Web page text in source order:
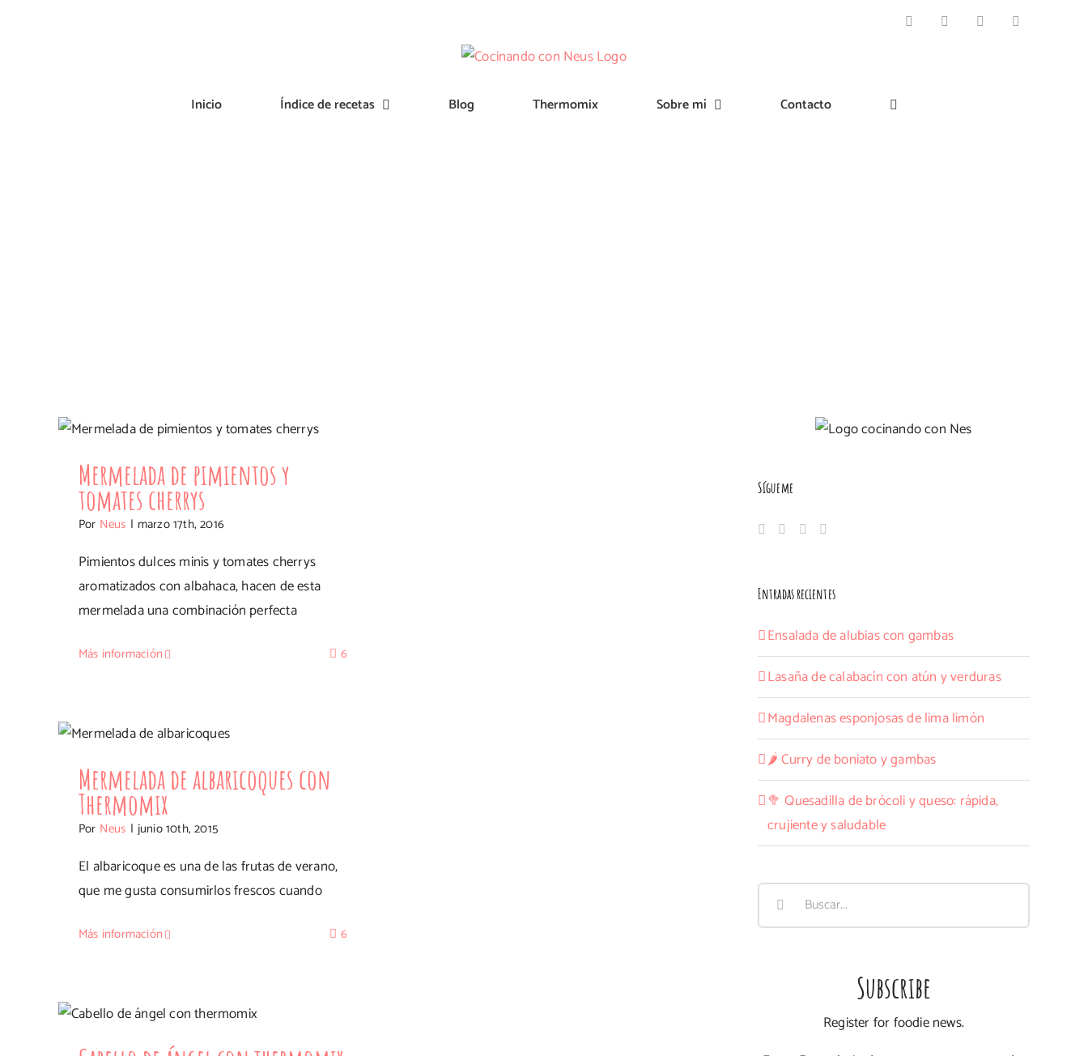
FacebookInstagramPinterest
Inicio Índice de recetas Blog Thermomix Sobre mí Contacto
Mermelada de pimientos y
tomates cherrys
Por Neus | marzo 17th, 2016
Pimientos dulces minis y tomates cherrys
aromatizados con albahaca, hacen de esta
mermelada una combinación perfecta
Más información 6
Mermelada de albaricoques con
Thermomix
Por Neus | junio 10th, 2015
El albaricoque es una de las frutas de verano,
que me gusta consumirlos frescos cuando
Más información 6
Cabello de ángel con thermomix
Sígueme
Entradas recientes
Ensalada de alubias con gambas
Lasaña de calabacín con atún y verduras
Magdalenas esponjosas de lima limón
🌶️ Curry de boniato y gambas
🥦 Quesadilla de brócoli y queso: rápida,
crujiente y saludable
Buscar:
Subscribe
Register for foodie news.